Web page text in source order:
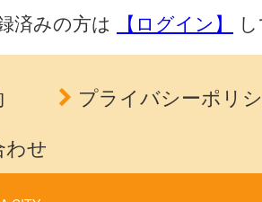
済みの方は 【ログイン】
プライバシーポリ
わせ